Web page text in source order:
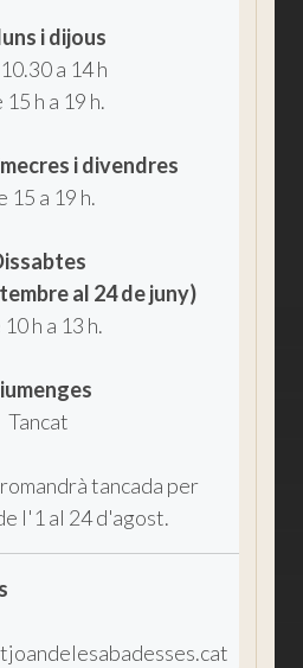
i dijous
a 14 h
15 h a 19 h.
i divendres
15 a 19 h.
al 24 de juny)
h a 13 h.
Tancat
tancada per
l'1 al 24 d'agost.